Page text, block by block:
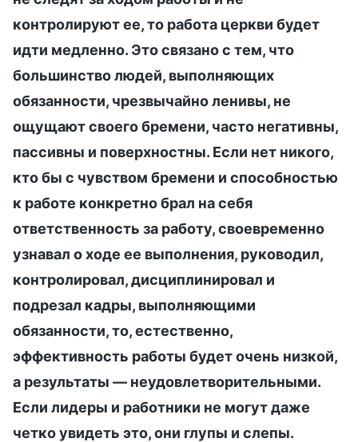
контролируют ее, то работа церкви будет
идти медленно. Это связано с тем, что
большинство людей, выполняющих
обязанности, чрезвычайно ленивы, не
ощущают своего бремени, часто негативны,
пассивны и поверхностны. Если нет никого,
кто бы с чувством бремени и способностью
к работе конкретно брал на себя
ответственность за работу, своевременно
узнавал о ходе ее выполнения, руководил,
контролировал, дисциплинировал и
подрезал кадры, выполняющими
обязанности, то, естественно,
эффективность работы будет очень низкой,
а результаты — неудовлетворительными.
Если лидеры и работники не могут даже
четко увидеть это, они глупы и слепы.